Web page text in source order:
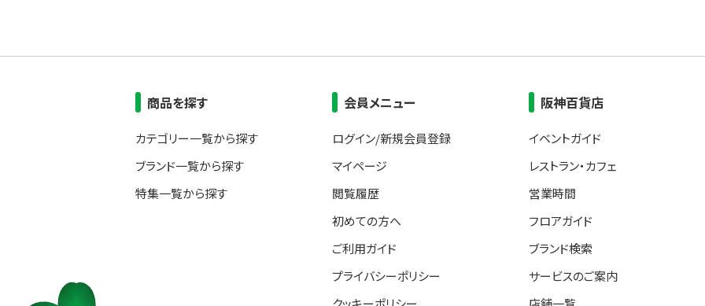
商品を探す
カテゴリー一覧から探す
ブランド一覧から探す
特集一覧から探す
会員メニュー
ログイン/新規会員登録
マイページ
閲覧履歴
初めての方へ
ご利用ガイド
プライバシーポリシー
阪神百貨店
イベントガイド
レストラン・カフェ
営業時間
フロアガイド
ブランド検索
サービスのご案内